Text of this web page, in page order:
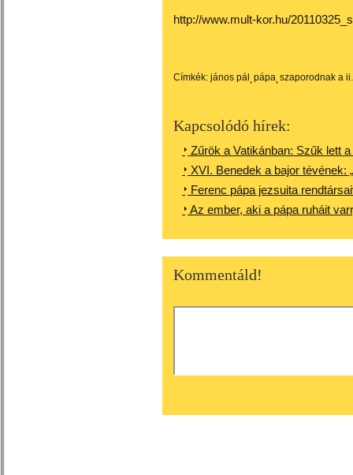
http://www.mult-kor.hu/
Címkék: jános pál pápa szaporodnak a
Kapcsolódó hírek:
Zűrök a Vatikánban: Szűk lett
XVI. Benedek a bajor tévének:
Ferenc pápa jezsuita
Az ember, aki a pápa ruháit
Kommentáld!